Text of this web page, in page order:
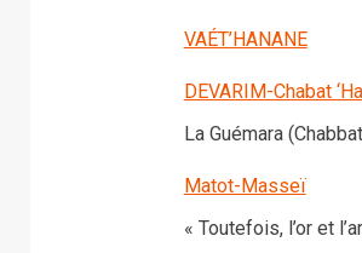
VAÉT’HANANE
DEVARIM-Chabat
La Guémara
Matot-Masseï
« Toutefois, l’or et